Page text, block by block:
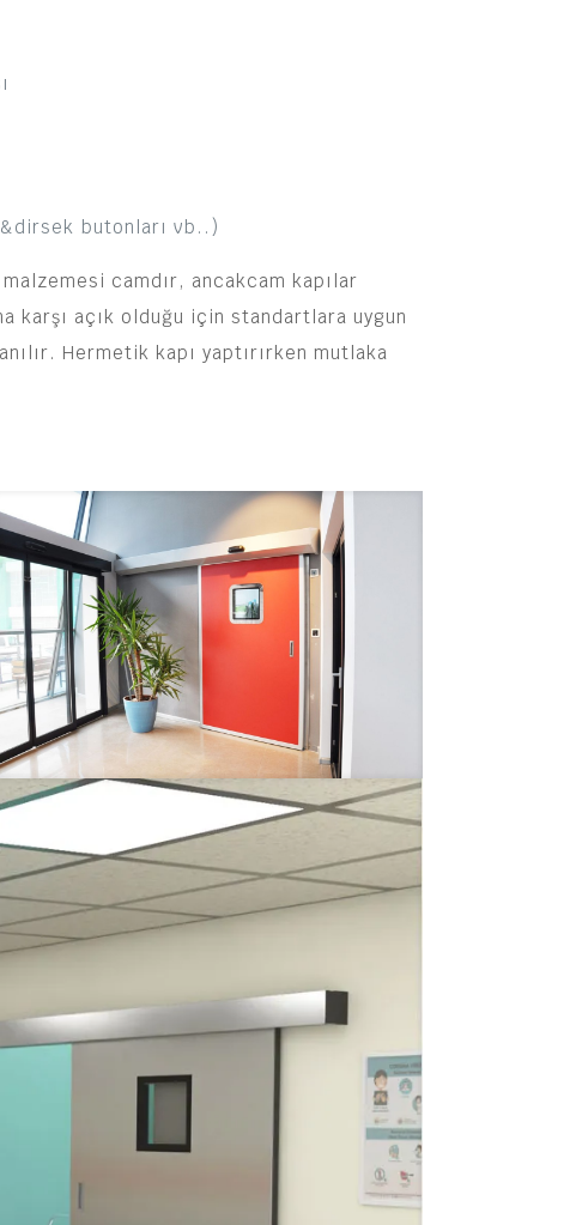
butonları vb..)
camdır, ancakcam kapılar
karşı açık olduğu için standartlara uygun
Hermetik kapı yaptırırken mutlaka